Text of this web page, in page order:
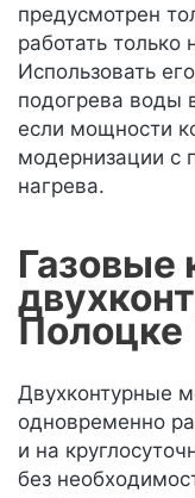
предусмотрен
работать
Использовать
подогрева воды
если мощности
модернизации с
нагрева.
Газовые
Полоцке
Двухконтурные
одновременно
и на
без